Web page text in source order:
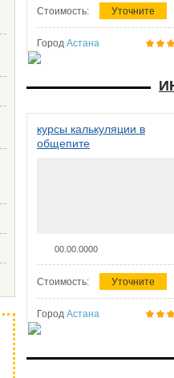
Стоимость: Уточните
Город Астана
курсы калькуляции в
общепите
00.00.0000
Стоимость: Уточните
Город Астана